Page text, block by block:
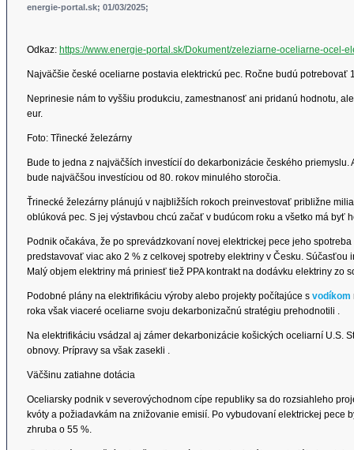
energie-portal.sk; 01/03/2025;
Odkaz: https://www.energie-portal.sk/Dokument/zeleziarne-oceliarne-ocel-
Najväčšie české oceliarne postavia elektrickú pec. Ročne budú potrebovať
Neprinesie nám to vyššiu produkciu, zamestnanosť ani pridanú hodnotu,
eur.
Foto: Třinecké železárny
Bude to jedna z najväčších investícií do dekarbonizácie českého
bude najväčšou investíciou od 80. rokov minulého storočia.
Ťrinecké železárny plánujú v najbližších rokoch preinvestovať približne
oblúková pec. S jej výstavbou chcú začať v budúcom roku a všetko má byť
Podnik očakáva, že po sprevádzkovaní novej elektrickej pece jeho
predstavovať viac ako 2 % z celkovej spotreby elektriny v Česku.
Malý objem elektriny má priniesť tiež PPA kontrakt na dodávku elektriny zo
Podobné plány na elektrifikáciu výroby alebo projekty počítajúce s vodíkom
roka však viaceré oceliarne svoju dekarbonizačnú stratégiu prehodnotili .
Na elektrifikáciu vsádzal aj zámer dekarbonizácie košických oceliarní U.S.
obnovy. Prípravy sa však zasekli .
Väčšinu zatiahne dotácia
Oceliarsky podnik v severovýchodnom cípe republiky sa do rozsiahleho
kvóty a požiadavkám na znižovanie emisií. Po vybudovaní elektrickej
zhruba o 55 %.